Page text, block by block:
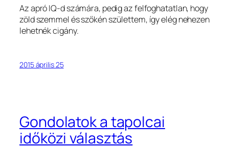
Az apró IQ-d számára, pedig az felfoghatatlan, hogy
zöld szemmel és szőkén születtem, így elég nehezen
lehetnék cigány.
2015 április 25
Gondolatok a tapolcai
időközi választás